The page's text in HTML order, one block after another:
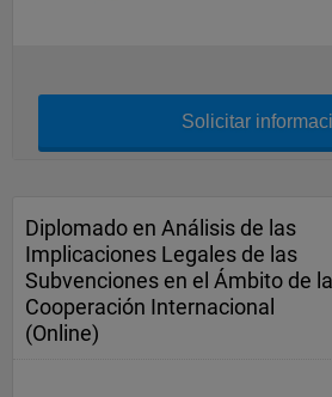
Solicitar
Diplomado en Análisis de las
Implicaciones Legales de las
Subvenciones en el Ámbito de la
Cooperación Internacional
(Online)